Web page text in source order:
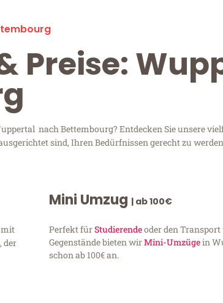
Preise:
nach Bettembourg? Entdecken Sie unsere
sind, Ihren Bedürfnissen gerecht zu
mit
, der
Mini Umzug | ab 100€
Perfekt fürStudierendeoder den
Gegenstände bieten wirMini-Umzügein
schon ab 100€ an.